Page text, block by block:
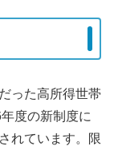
った高所得世帯
度の新制度に
れています。限